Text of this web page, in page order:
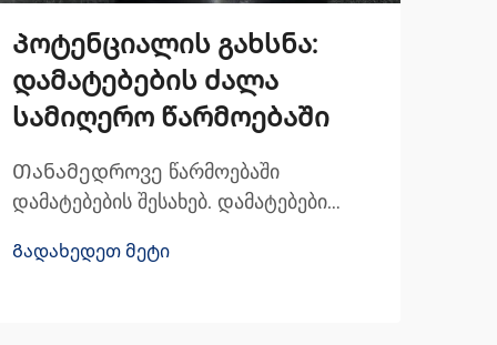
Პოტენციალის გახსნა:
დამატებების ძალა
სამიღერო წარმოებაში
Თანამედროვე წარმოებაში
დამატებების შესახებ. დამატებები
მნიშვნელოვან როლს სხვადასხვა
Გადახედეთ მეტი